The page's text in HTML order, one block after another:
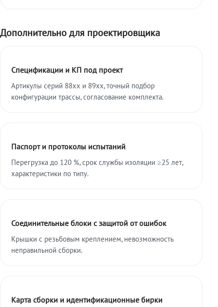
Дополнительно для проектировщика
Спецификации и КП под проект
Артикулы серий 88xx и 89xx, точный подбор
конфигурации трассы, согласование комплекта.
Паспорт и протоколы испытаний
Перегрузка до 120 %, срок службы изоляции ≥25 лет,
характеристики по типу.
Соединительные блоки с защитой от ошибок
Крышки с резьбовым креплением, невозможность
неправильной сборки.
Карта сборки и идентификационные бирки